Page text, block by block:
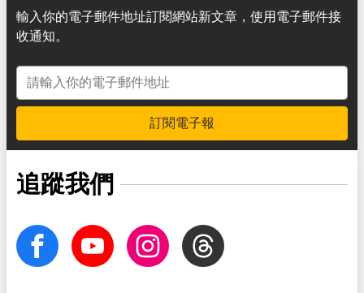
輸入你的電子郵件地址訂閱網站新文章，使用電子郵件接
收通知。
電子郵件地址
訂閱電子報
追蹤我們
facebook Youtube InstagramThreads